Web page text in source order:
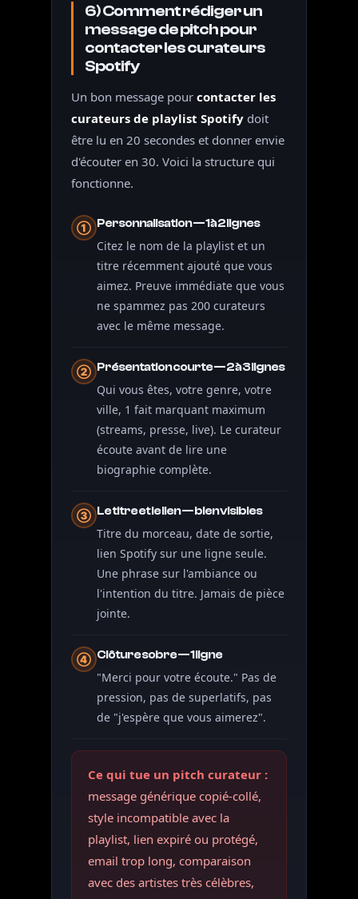
6) Comment rédiger un
message de pitch pour
contacter les curateurs
Spotify
Un bon message pour contacter les
curateurs de playlist Spotifydoit
être lu en 20 secondes et donner envie
d'écouter en 30. Voici la structure qui
fonctionne.
① Personnalisation — 1 à 2 lignes
Citez le nom de la playlist et un
titre récemment ajouté que vous
aimez. Preuve immédiate que vous
ne spammez pas 200 curateurs
avec le même message.
② Présentation courte — 2 à 3 lignes
Qui vous êtes, votre genre, votre
ville, 1 fait marquant maximum
(streams, presse, live). Le curateur
écoute avant de lire une
biographie complète.
③ Le titre et le lien — bien visibles
Titre du morceau, date de sortie,
lien Spotify sur une ligne seule.
Une phrase sur l'ambiance ou
l'intention du titre. Jamais de pièce
jointe.
④ Clôture sobre — 1 ligne
"Merci pour votre écoute." Pas de
pression, pas de superlatifs, pas
de "j'espère que vous aimerez".
Ce qui tue un pitch curateur :
message générique copié-collé,
style incompatible avec la
playlist, lien expiré ou protégé,
email trop long, comparaison
avec des artistes très célèbres,